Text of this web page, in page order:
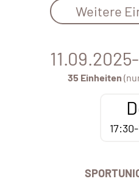
Weitere
35 Einheiten